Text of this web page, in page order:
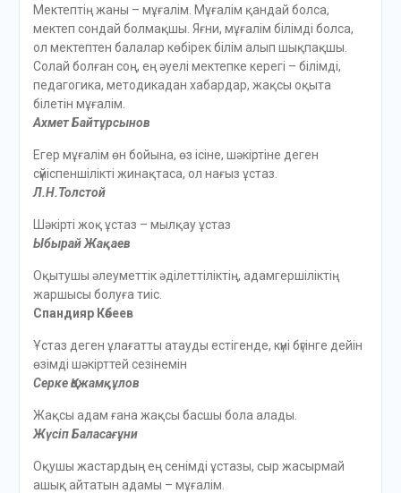
Мектептің жаны – мұғалім. Мұғалім қандай болса,
мектеп сондай болмақшы. Яғни, мұғалім білімді болса,
ол мектептен балалар көбірек білім алып шықпақшы.
Солай болған соң, ең әуелі мектепке керегі – білімді,
педагогика, методикадан хабардар, жақсы оқыта
білетін мұғалім.
Ахмет Байтұрсынов
Егер мұғалім өн бойына, өз ісіне, шәкіртіне деген
сүйіспеншілікті жинақтаса, ол нағыз ұстаз.
Л.Н.Толстой
Шәкірті жоқ ұстаз – мылқау ұстаз
Ыбырай Жақаев
Оқытушы әлеуметтік әділеттіліктің, адамгершіліктің
жаршысы болуға тиіс.
Спандияр Көбеев
Ұстаз деген ұлағатты атауды естігенде, күні бүгінге дейін
өзімді шәкірттей сезінемін
Серке Қожамқұлов
Жақсы адам ғана жақсы басшы бола алады.
Жүсіп Баласағұни
Оқушы жастардың ең сенімді ұстазы, сыр жасырмай
ашық айтатын адамы – мұғалім.